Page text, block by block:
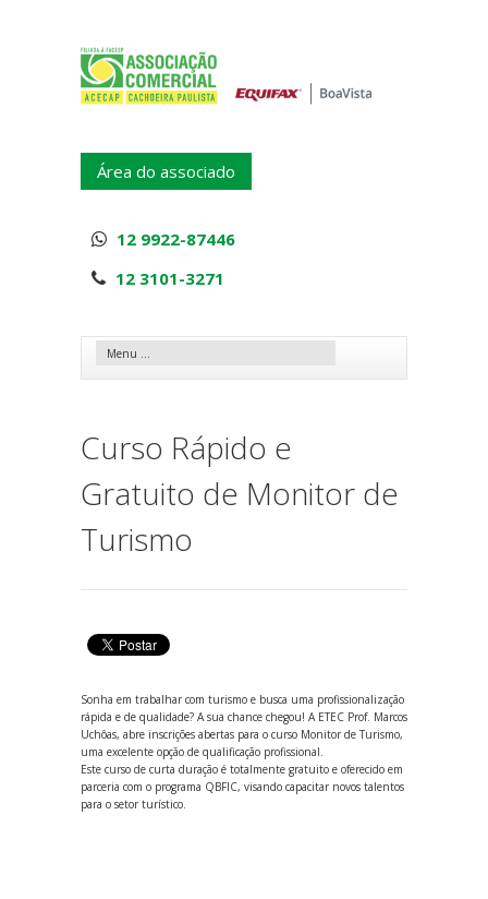
Área do associado
12 9922-87446
12 3101-3271
Curso Rápido e
Gratuito de Monitor de
Turismo
Sonha em trabalhar com turismo e busca uma profissionalização
rápida e de qualidade? A sua chance chegou! A ETEC Prof. Marcos
Uchôas, abre inscrições abertas para o curso Monitor de Turismo,
uma excelente opção de qualificação profissional.
Este curso de curta duração é totalmente gratuito e oferecido em
parceria com o programa QBFIC, visando capacitar novos talentos
para o setor turístico.